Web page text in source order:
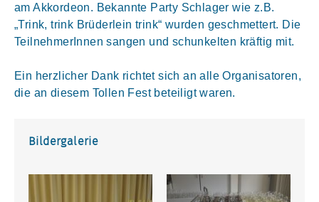
am Akkordeon. Bekannte Party Schlager wie z.B.
„Trink, trink Brüderlein trink“ wurden geschmettert. Die
TeilnehmerInnen sangen und schunkelten kräftig mit.
Ein herzlicher Dank richtet sich an alle Organisatoren,
die an diesem Tollen Fest beteiligt waren.
Bildergalerie